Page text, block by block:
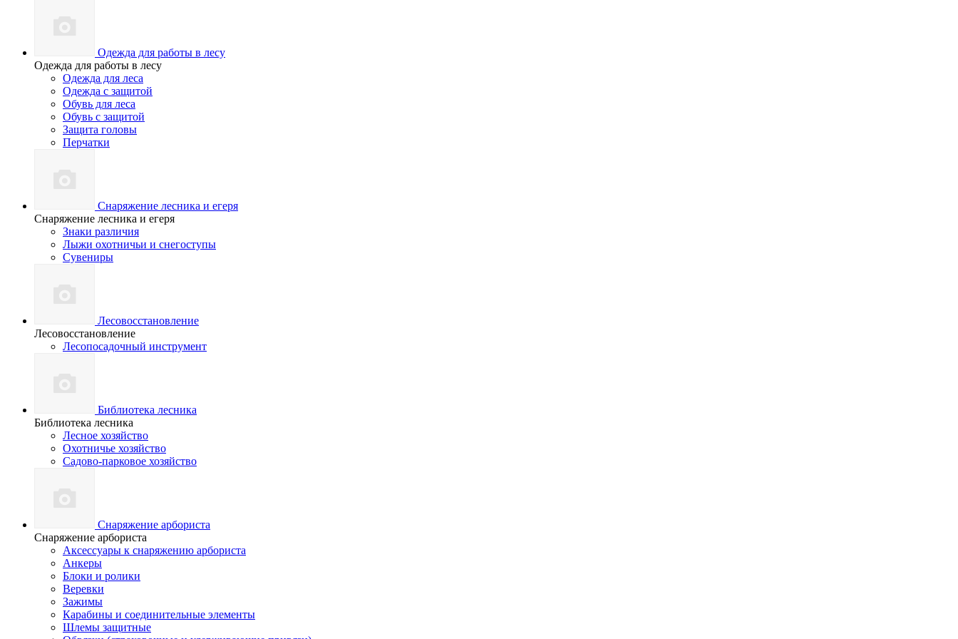
Одежда для работы в лесу
Одежда для работы в лесу
Одежда для леса
Одежда с защитой
Обувь для леса
Обувь с защитой
Защита головы
Перчатки
Снаряжение лесника и егеря
Снаряжение лесника и егеря
Знаки различия
Лыжи охотничьи и снегоступы
Сувениры
Лесовосстановление
Лесовосстановление
Лесопосадочный инструмент
Библиотека лесника
Библиотека лесника
Лесное хозяйство
Охотничье хозяйство
Садово-парковое хозяйство
Снаряжение арбориста
Снаряжение арбориста
Аксессуары к снаряжению арбориста
Анкеры
Блоки и ролики
Веревки
Зажимы
Карабины и соединительные элементы
Шлемы защитные